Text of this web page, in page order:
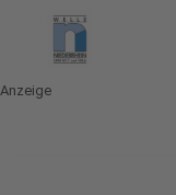
Anzeige